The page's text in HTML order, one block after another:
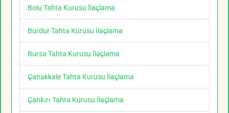
Bolu Tahta Kurusu İlaçlama
Burdur Tahta Kurusu İlaçlama
Bursa Tahta Kurusu İlaçlama
Çanakkale Tahta Kurusu İlaçlama
Çankırı Tahta Kurusu İlaçlama